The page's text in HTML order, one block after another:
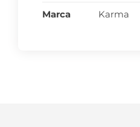
Marca Karma